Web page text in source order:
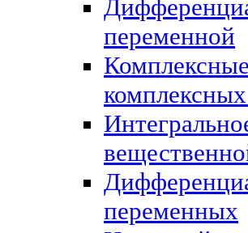
переменной
переменных